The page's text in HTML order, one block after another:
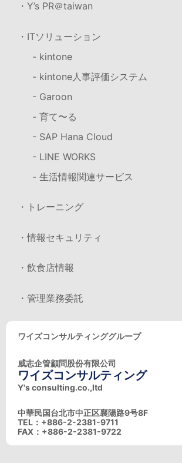
・Y’s PR＠taiwan
・ITソリューション
- kintone
- kintone人事評価システム
- Garoon
- 育て〜る
- SAP Hana Cloud
- LINE WORKS
- 生活情報関連サービス
・トレーニング
・情報セキュリティ
・飲食店情報
・管理業務委託
ワイズコンサルティンググループ
威志企管顧問股份有限公司
ワイズコンサルティング
Y's consulting.co.,ltd
中華民国台北市中正区襄陽路9号8F
TEL：+886-2-2381-9711
FAX：+886-2-2381-9722